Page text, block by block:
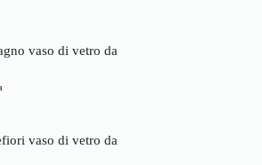
a
a
z
vaso di vetro da
vaso di vetro da